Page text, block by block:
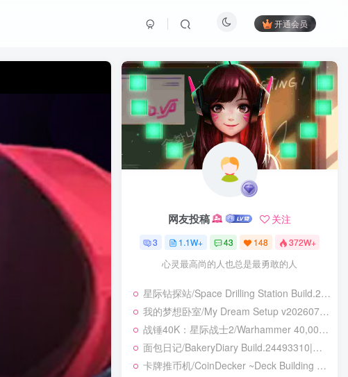
开通会员
网友投稿 关注
3 1.1W+ 43 148 372W+
心灵最高尚的人也总是最勇敢的人
星际钻探站/Space Drilling Station Build.24499442|模拟经营|容量1.7GB|免安装绿色中文版
我的梦想卧室/My Dream Setup v20260718|休闲益智|容量3GB|免安装绿色中文版
战锤40K：星际战士2/Warhammer 40,000: Space Marine 2 v14.0.0.1|动作冒险|容量214.5GB|免安装绿色中文版
面包日记/BakeryDiary Build.24493310|模拟经营|容量265B|免安装绿色中文版
卡牌推币机/CoinDecker ~Deck Building Pusher~ Build.24470236|休闲益智|容量293B|免安装绿色中文版